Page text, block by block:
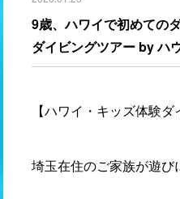
9歳、ハワイで初めての
ダイビングツアー by ハ
【ハワイ・キッズ体験ダ
埼玉在住のご家族が遊び